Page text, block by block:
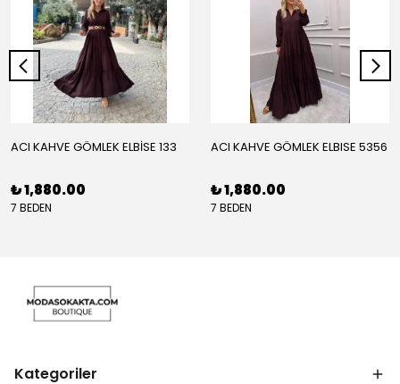
ACI KAHVE GÖMLEK ELBİSE 133
₺ 1,880.00
7 BEDEN
ACI KAHVE GÖMLEK ELBISE 5356
₺ 1,880.00
7 BEDEN
Kategoriler